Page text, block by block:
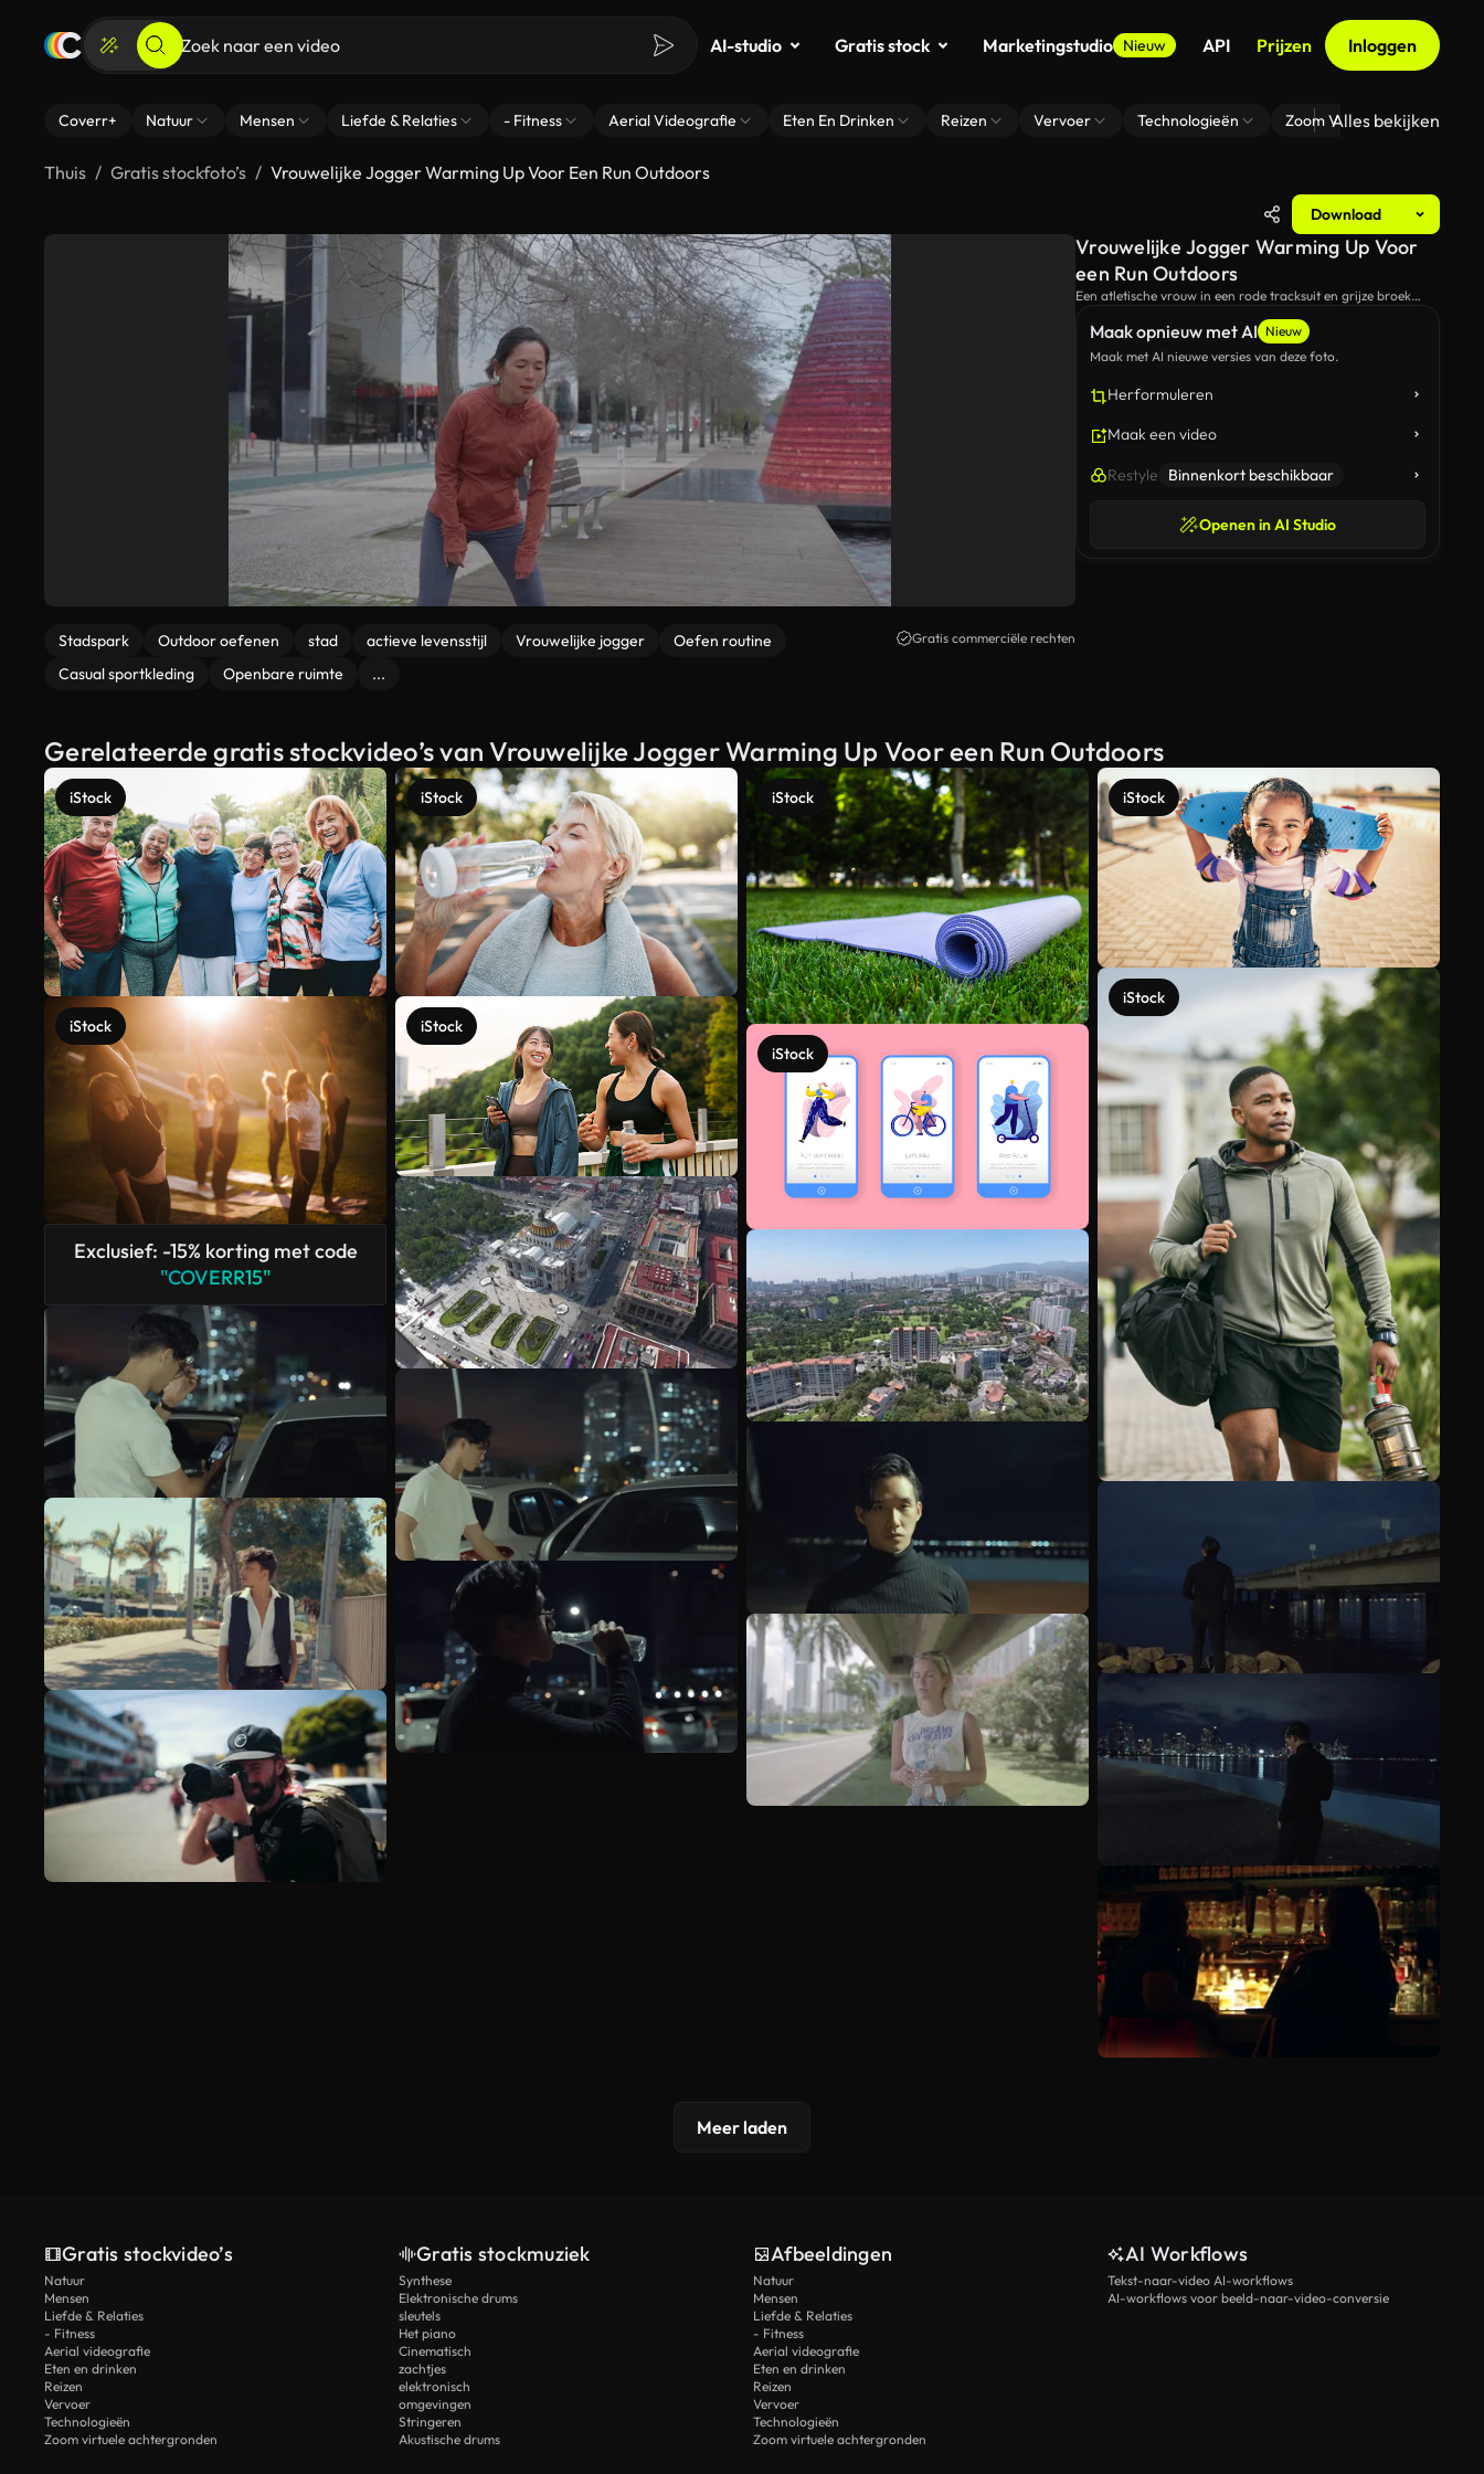
AI-studio Gratis stock Marketingstudio Nieuw API Prijzen Inloggen
Coverr+ Natuur Mensen Liefde & Relaties - Fitness Aerial Videografie Eten En Drinken Reizen Vervoer Technologieën Zoom Virtuele
Alles bekijken
Thuis Gratis stockfoto’s Vrouwelijke Jogger Warming Up Voor Een Run Outdoors
Download
Stadspark Outdoor oefenen stad actieve levensstijl Vrouwelijke jogger
Oefen routine
Casual sportkleding
Openbare ruimte ...
Gratis commerciële rechten
Maak opnieuw met AI Nieuw
Maak met AI nieuwe versies van deze foto.
Herformuleren
Maak een video
Restyle Binnenkort beschikbaar
Openen in AI Studio
Vrouwelijke Jogger Warming Up Voor
een Run Outdoors
Een atletische vrouw in een rode tracksuit en grijze broek
haar hardlopende sessie buiten tegen een stedelijke
achtergrond van gebouwen en bomen.
Gerelateerde gratis stockvideo’s van Vrouwelijke Jogger Warming Up Voor een Run Outdoors
iStock
iStock
Exclusief: -15% korting met code
"COVERR15"
iStock
iStock
iStock
iStock
iStock
iStock
Meer bekijken
Meer laden
Gratis stockvideo’s
Natuur
Mensen
Liefde & Relaties
- Fitness
Aerial videografie
Eten en drinken
Reizen
Vervoer
Technologieën
Zoom virtuele achtergronden
Gratis stockmuziek
Synthese
Elektronische drums
sleutels
Het piano
Cinematisch
zachtjes
elektronisch
omgevingen
Stringeren
Akustische drums
Afbeeldingen
Natuur
Mensen
Liefde & Relaties
- Fitness
Aerial videografie
Eten en drinken
Reizen
Vervoer
Technologieën
Zoom virtuele achtergronden
AI Workflows
Tekst-naar-video AI-workflows
AI-workflows voor beeld-naar-video-conversie